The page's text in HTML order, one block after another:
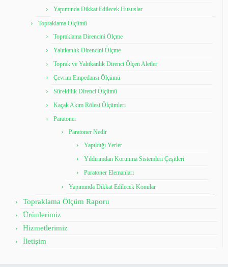
Yapımında Dikkat Edilecek Hususlar
Topraklama Ölçümü
Topraklama Direncini Ölçme
Yalıtkanlık Direncini Ölçme
Toprak ve Yalıtkanlık Direnci Ölçen Aletler
Çevrim Empedansı Ölçümü
Süreklilik Direnci Ölçümü
Kaçak Akım Rölesi Ölçümleri
Paratoner
Paratoner Nedir
Yapıldığı Yerler
Yıldırımdan Korunma Sistemleri Çeşitleri
Paratoner Elemanları
Yapımında Dikkat Edilecek Konular
Topraklama Ölçüm Raporu
Ürünlerimiz
Hizmetlerimiz
İletişim